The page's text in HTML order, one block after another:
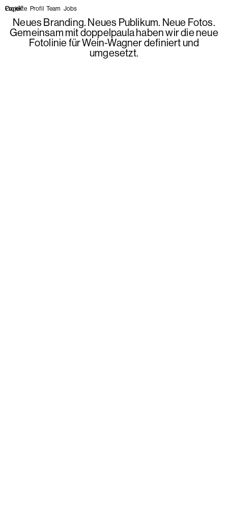
Projekte Profil Team Jobs
Neues Branding. Neues Publikum. Neue Fotos.
Gemeinsam mit doppelpaula haben wir die neue
Fotolinie für Wein-Wagner definiert und
umgesetzt.